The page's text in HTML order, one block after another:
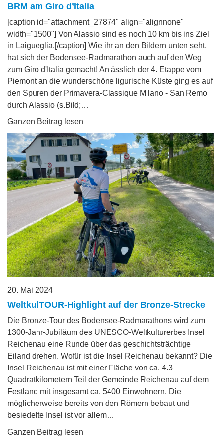
BRM am Giro d’Italia
[caption id="attachment_27874" align="alignnone"
width="1500"] Von Alassio sind es noch 10 km bis ins Ziel
in Laigueglia.[/caption] Wie ihr an den Bildern unten seht,
hat sich der Bodensee-Radmarathon auch auf den Weg
zum Giro d'Italia gemacht! Anlässlich der 4. Etappe vom
Piemont an die wunderschöne ligurische Küste ging es auf
den Spuren der Primavera-Classique Milano - San Remo
durch Alassio (s.Bild;…
Ganzen Beitrag lesen
20. Mai 2024
WeltkulTOUR-Highlight auf der Bronze-Strecke
Die Bronze-Tour des Bodensee-Radmarathons wird zum
1300-Jahr-Jubiläum des UNESCO-Weltkulturerbes Insel
Reichenau eine Runde über das geschichtsträchtige
Eiland drehen. Wofür ist die Insel Reichenau bekannt? Die
Insel Reichenau ist mit einer Fläche von ca. 4.3
Quadratkilometern Teil der Gemeinde Reichenau auf dem
Festland mit insgesamt ca. 5400 Einwohnern. Die
möglicherweise bereits von den Römern bebaut und
besiedelte Insel ist vor allem…
Ganzen Beitrag lesen